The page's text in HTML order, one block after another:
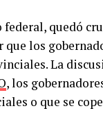
quedó
los
La
, los
o que se